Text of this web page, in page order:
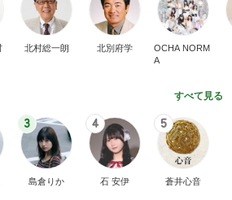
北村総一朗 北別府学
OCHA NORM
A
すべて見る
3
島倉りか
4
石 安伊
5
蒼井心音